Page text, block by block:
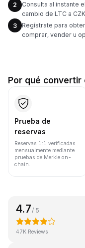
2
Consulta al instante
cambio de LTC a
3
Regístrate para
comprar, vender u
Por qué convertir
Prueba de
reservas
Reservas 1:1 verificadas
mensualmente mediante
pruebas de Merkle on-
chain.
4.7 / 5
47K Reviews